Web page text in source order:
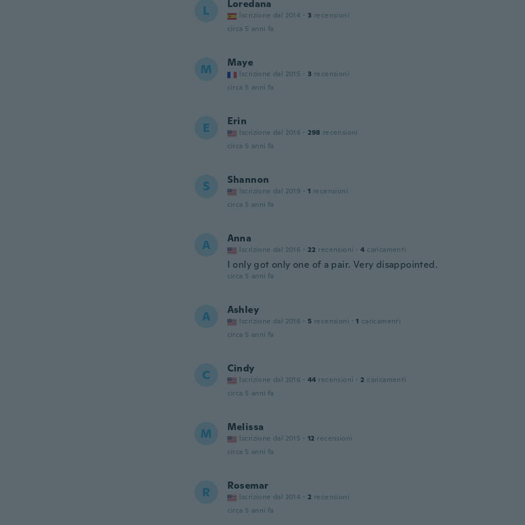
L Loredana
Iscrizione dal 2014 · 3 recensioni
circa 5 anni fa
M Maye
Iscrizione dal 2015 · 3 recensioni
circa 5 anni fa
E Erin
Iscrizione dal 2016 · 298 recensioni
circa 5 anni fa
S Shannon
Iscrizione dal 2019 · 1 recensioni
circa 5 anni fa
A Anna
Iscrizione dal 2016 · 22 recensioni · 4 caricamenti
I only got only one of a pair. Very disappointed.
circa 5 anni fa
A Ashley
Iscrizione dal 2016 · 5 recensioni · 1 caricamenti
circa 5 anni fa
C Cindy
Iscrizione dal 2016 · 44 recensioni · 2 caricamenti
circa 5 anni fa
M Melissa
Iscrizione dal 2015 · 12 recensioni
circa 5 anni fa
R Rosemar
Iscrizione dal 2014 · 2 recensioni
circa 5 anni fa